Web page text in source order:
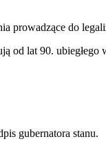
prowadzące do
od lat 90.
gubernatora stanu.